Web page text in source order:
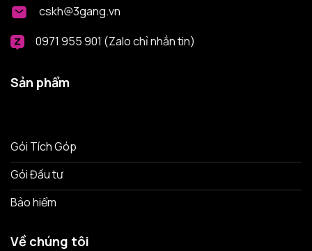
cskh@3gang.vn
0971 955 901 (Zalo chỉ nhắn tin)
Sản phẩm
Gói Tích Góp
Gói Đầu tư
Bảo hiểm
Về chúng tôi